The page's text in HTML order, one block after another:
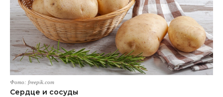
Фото: freepik.com
Сердце и сосуды